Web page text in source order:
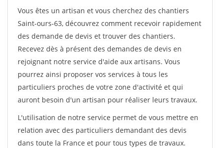
Vous êtes un artisan et vous cherchez des chantiers
Saint-ours-63, découvrez comment recevoir rapidement
des demande de devis et trouver des chantiers.
Recevez dès à présent des demandes de devis en
rejoignant notre service d'aide aux artisans. Vous
pourrez ainsi proposer vos services à tous les
particuliers proches de votre zone d'activité et qui
auront besoin d'un artisan pour réaliser leurs travaux.
L'utilisation de notre service permet de vous mettre en
relation avec des particuliers demandant des devis
dans toute la France et pour tous types de travaux.